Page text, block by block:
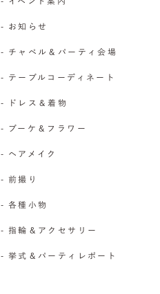
- お知らせ
- チャペル＆パーティ会場
- テーブルコーディネート
- ドレス＆着物
- ブーケ＆フラワー
- ヘアメイク
- 前撮り
- 各種小物
- 指輪＆アクセサリー
- 挙式＆パーティレポート